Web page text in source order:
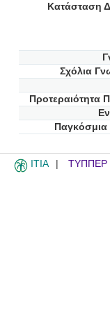
Κατάσταση
Σχόλια
Προτεραιότητα
ITIA ΤΥΠΠΕΡ